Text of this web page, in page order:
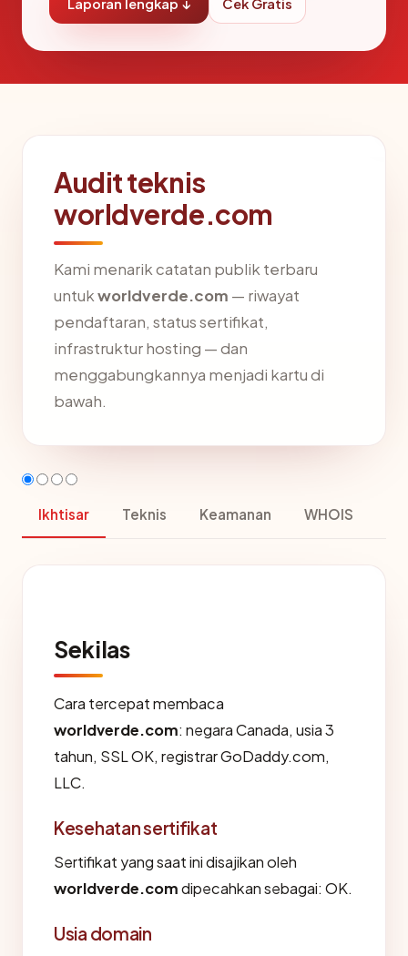
Laporan lengkap ↓ Cek Gratis
Audit teknis
worldverde.com
Kami menarik catatan publik terbaru
untukworldverde.com — riwayat
pendaftaran, status sertifikat,
infrastruktur hosting — dan
menggabungkannya menjadi kartu di
bawah.
Ikhtisar Teknis Keamanan WHOIS
Sekilas
Cara tercepat membaca
worldverde.com: negara Canada, usia 3
tahun, SSL OK, registrar GoDaddy.com,
LLC.
Kesehatan sertifikat
Sertifikat yang saat ini disajikan oleh
worldverde.comdipecahkan sebagai: OK.
Usia domain